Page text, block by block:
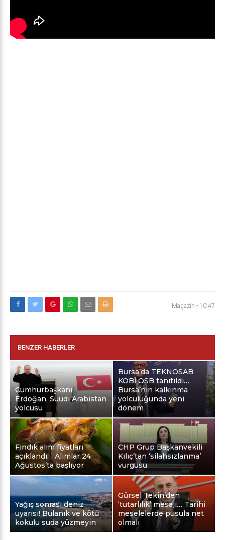
Magazin - 10:47
BENZER HABERLER
Cumhurbaşkanı
Erdoğan, Suudi Arabistan
yolcusu
Bursa’da TEKNOSAB
KOBİ OSB tanıtıldı…
Bursa’nın kalkınma
yolculuğunda yeni
dönem
Fındık alım fiyatları
açıklandı… Alımlar 24
Ağustos’ta başlıyor
CHP Grup Başkanvekili
Kılıç’tan ‘silahsızlanma’
vurgusu
Yağış sonrası deniz
uyarısı! Bulanık ve kötü
kokulu suda yüzmeyin
Gürsel Tekin’den
‘tutarlılık’ mesajı… Tarihi
meselelerde pusula net
olmalı